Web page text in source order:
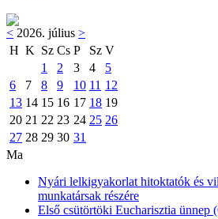
< 2026. július >
H K Sz Cs P Sz V
1
2 3 4
5
6
7 8 9 10 11 12
13 14 15 16 17 18 19
20 21 22 23 24 25 26
27 28 29 30 31
Ma
Nyári lelkigyakorlat hitoktatók és
munkatársak részére
Első csütörtöki Eucharisztia ünnep